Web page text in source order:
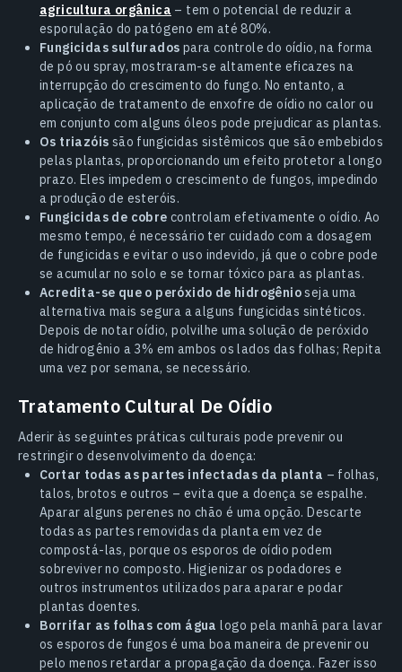
agricultura orgânica – tem o potencial de reduzir a
esporulação do patógeno em até 80%.
Fungicidas sulfurados para controle do oídio, na forma
de pó ou spray, mostraram-se altamente eficazes na
interrupção do crescimento do fungo. No entanto, a
aplicação de tratamento de enxofre de oídio no calor ou
em conjunto com alguns óleos pode prejudicar as plantas.
Os triazóis são fungicidas sistêmicos que são embebidos
pelas plantas, proporcionando um efeito protetor a longo
prazo. Eles impedem o crescimento de fungos, impedindo
a produção de esteróis.
Fungicidas de cobre controlam efetivamente o oídio. Ao
mesmo tempo, é necessário ter cuidado com a dosagem
de fungicidas e evitar o uso indevido, já que o cobre pode
se acumular no solo e se tornar tóxico para as plantas.
Acredita-se que o peróxido de hidrogênioseja uma
alternativa mais segura a alguns fungicidas sintéticos.
Depois de notar oídio, polvilhe uma solução de peróxido
de hidrogênio a 3% em ambos os lados das folhas; Repita
uma vez por semana, se necessário.
Tratamento Cultural De Oídio
Aderir às seguintes práticas culturais pode prevenir ou
restringir o desenvolvimento da doença:
Cortar todas as partes infectadas da planta – folhas,
talos, brotos e outros – evita que a doença se espalhe.
Aparar alguns perenes no chão é uma opção. Descarte
todas as partes removidas da planta em vez de
compostá-las, porque os esporos de oídio podem
sobreviver no composto. Higienizar os podadores e
outros instrumentos utilizados para aparar e podar
plantas doentes.
Borrifar as folhas com água logo pela manhã para lavar
os esporos de fungos é uma boa maneira de prevenir ou
pelo menos retardar a propagação da doença. Fazer isso